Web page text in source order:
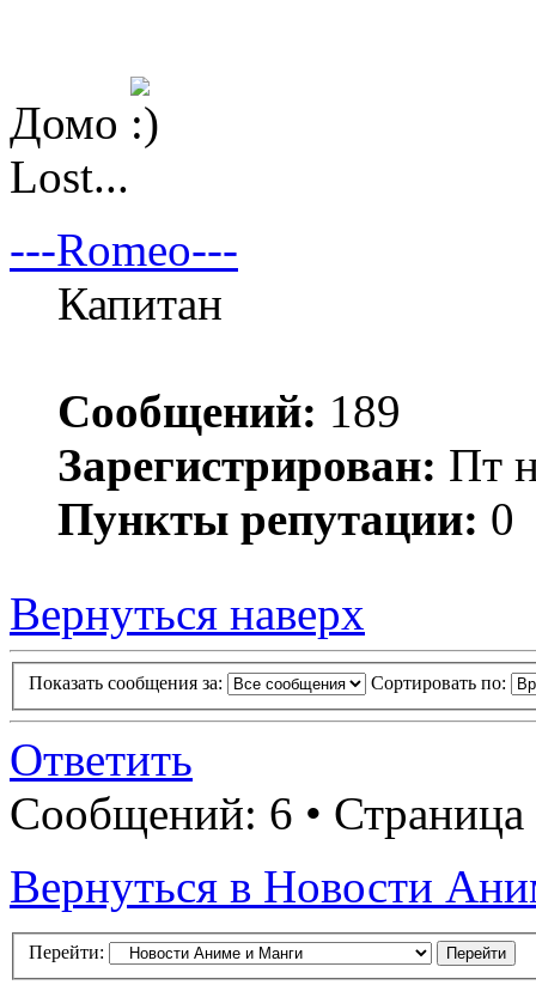
Домо
Lost...
---Romeo---
Капитан
Сообщений: 189
Зарегистрирован: Пт
Пункты репутации: 0
Вернуться наверх
Показать сообщения за: Сортировать по:
Ответить
Сообщений: 6 • Страница
Вернуться в Новости
Перейти: